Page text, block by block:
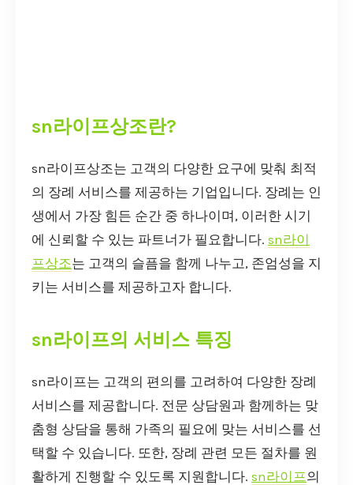
sn라이프상조란?
sn라이프상조는 고객의 다양한 요구에 맞춰 최적
의 장례 서비스를 제공하는 기업입니다. 장례는 인
생에서 가장 힘든 순간 중 하나이며, 이러한 시기
에 신뢰할 수 있는 파트너가 필요합니다. sn라이
프상조는 고객의 슬픔을 함께 나누고, 존엄성을 지
키는 서비스를 제공하고자 합니다.
sn라이프의 서비스 특징
sn라이프는 고객의 편의를 고려하여 다양한 장례
서비스를 제공합니다. 전문 상담원과 함께하는 맞
춤형 상담을 통해 가족의 필요에 맞는 서비스를 선
택할 수 있습니다. 또한, 장례 관련 모든 절차를 원
활하게 진행할 수 있도록 지원합니다. sn라이프의